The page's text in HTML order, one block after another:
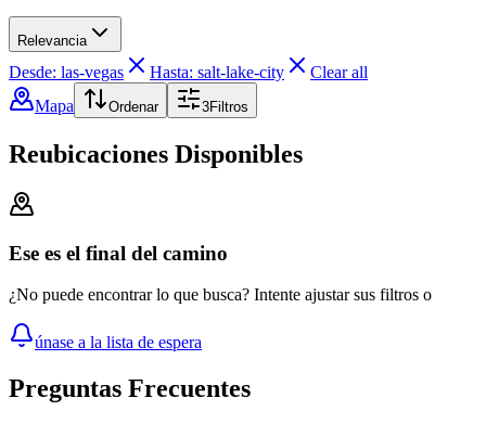
Relevancia
Desde: las-vegas Hasta: salt-lake-city
Clear all
Mapa
Ordenar 3Filtros
Reubicaciones Disponibles
Ese es el final del camino
¿No puede encontrar lo que busca? Intente ajustar sus filtros o
únase a la lista de espera
Preguntas Frecuentes